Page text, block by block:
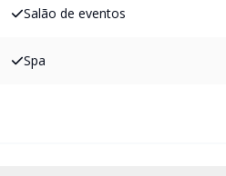
Salão de eventos
Spa